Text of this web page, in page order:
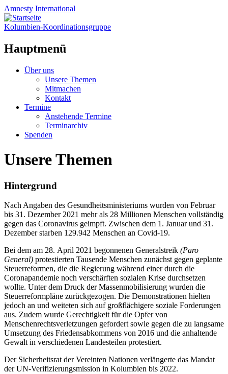
Amnesty International
Kolumbien-Koordinationsgruppe
Hauptmenü
Zum
Über uns
Unsere Themen
Mitmachen
Kontakt
Termine
Anstehende Termine
Terminarchiv
Spenden
Unsere Themen
Hintergrund
Nach Angaben des Gesundheitsministeriums wurden von Februar
bis 31. Dezember 2021 mehr als 28 Millionen Menschen vollständig
gegen das Coronavirus geimpft. Zwischen dem 1. Januar und 31.
Dezember starben 129.942 Menschen an Covid-19.
Bei dem am 28. April 2021 begonnenen Generalstreik (Paro
General) protestierten Tausende Menschen zunächst gegen geplante
Steuerreformen, die die Regierung während einer durch die
Coronapandemie noch verschärften sozialen Krise durchsetzen
wollte. Unter dem Druck der Massenmobilisierung wurden die
Steuerreformpläne zurückgezogen. Die Demonstrationen hielten
jedoch an und weiteten sich auf großflächigere soziale Forderungen
aus. Zudem wurde Gerechtigkeit für die Opfer von
Menschenrechtsverletzungen gefordert sowie gegen die zu langsame
Umsetzung des Friedensabkommens von 2016 und die anhaltende
Gewalt in verschiedenen Landesteilen protestiert.
Der Sicherheitsrat der Vereinten Nationen verlängerte das Mandat
der UN-Verifizierungsmission in Kolumbien bis 2022.